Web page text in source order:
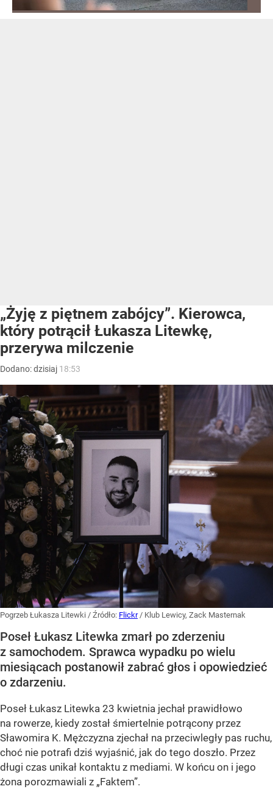
„Żyję z piętnem zabójcy”. Kierowca,
który potrącił Łukasza Litewkę,
przerywa milczenie
Dodano:dzisiaj 18:53
Pogrzeb Łukasza Litewki / Źródło: Flickr / Klub Lewicy, Zack Masternak
Poseł Łukasz Litewka zmarł po zderzeniu
z samochodem. Sprawca wypadku po wielu
miesiącach postanowił zabrać głos i opowiedzieć
o zdarzeniu.
Poseł Łukasz Litewka 23 kwietnia jechał prawidłowo
na rowerze, kiedy został śmiertelnie potrącony przez
Sławomira K. Mężczyzna zjechał na przeciwległy pas ruchu,
choć nie potrafi dziś wyjaśnić, jak do tego doszło. Przez
długi czas unikał kontaktu z mediami. W końcu on i jego
żona porozmawiali z „Faktem”.